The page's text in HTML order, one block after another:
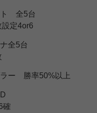
ト 全5台
設定4or6
全5台
ラー 勝率50%以上
確